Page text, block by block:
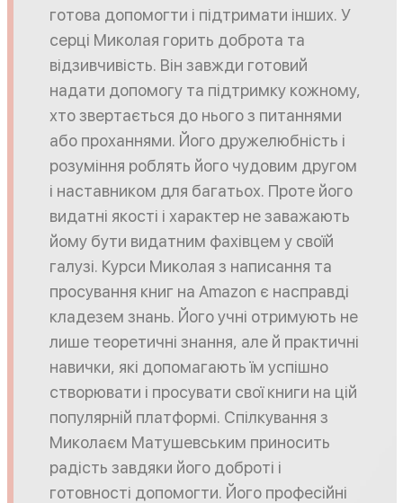
готова допомогти і підтримати інших. У
серці Миколая горить доброта та
відзивчивість. Він завжди готовий
надати допомогу та підтримку кожному,
хто звертається до нього з питаннями
або проханнями. Його дружелюбність і
розуміння роблять його чудовим другом
і наставником для багатьох. Проте його
видатні якості і характер не заважають
йому бути видатним фахівцем у своїй
галузі. Курси Миколая з написання та
просування книг на Amazon є насправді
кладезем знань. Його учні отримують не
лише теоретичні знання, але й практичні
навички, які допомагають їм успішно
створювати і просувати свої книги на цій
популярній платформі. Спілкування з
Миколаєм Матушевським приносить
радість завдяки його доброті і
готовності допомогти. Його професійні